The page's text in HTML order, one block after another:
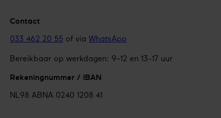
Contact
033 462 20 55 of via WhatsApp
Bereikbaar op werkdagen: 9-12 en 13-17 uur
Rekeningnummer / IBAN
NL98 ABNA 0240 1208 41